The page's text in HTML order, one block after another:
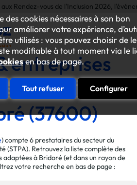
des cookies nécessaires à son bon
améliorer votre expérience,
utilisés : vous pouvez choisir de
modifiable à tout moment via le
en bas de page.
Tout refuser Configurer
Rendez-vous de l'Inclusion 2026,
entreprises
de la ville de
(37600)
) compte 6 prestataires du secteur du
(STPA). Retrouvez la liste complète des
adaptées à Bridoré (et dans un rayon de
votre recherche en bas de page :